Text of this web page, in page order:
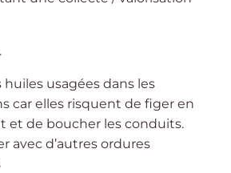
huiles usagées dans les
car elles risquent de figer en
et de boucher les conduits.
avec d’autres ordures